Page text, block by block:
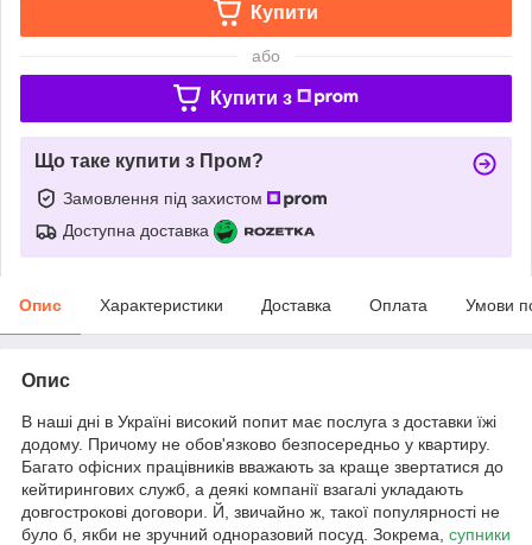
Купити
або
Купити з
Що таке купити з Пром?
Замовлення під захистом
Доступна доставка
Опис Характеристики Доставка Оплата Умови
Опис
В наші дні в Україні високий попит має послуга з доставки їжі
додому. Причому не обов'язково безпосередньо у квартиру.
Багато офісних працівників вважають за краще звертатися до
кейтирингових служб, а деякі компанії взагалі укладають
довгострокові договори. Й, звичайно ж, такої популярності не
було б, якби не зручний одноразовий посуд. Зокрема, супники